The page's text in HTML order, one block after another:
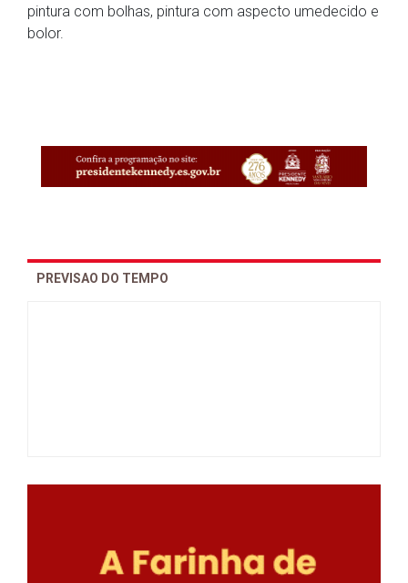
pintura com bolhas, pintura com aspecto umedecido e
bolor.
PREVISAO DO TEMPO